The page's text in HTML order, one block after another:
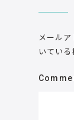
メール
いてい